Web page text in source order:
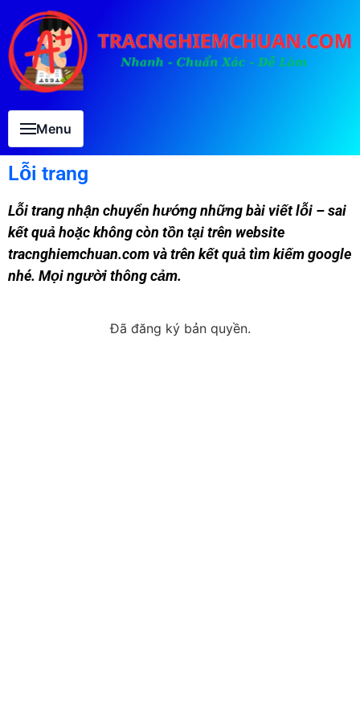
Menu
Lỗi trang
Lỗi trang nhận chuyển hướng những bài viết lỗi – sai
kết quả hoặc không còn tồn tại trên website
tracnghiemchuan.com và trên kết quả tìm kiếm google
nhé. Mọi người thông cảm.
Đã đăng ký bản quyền.